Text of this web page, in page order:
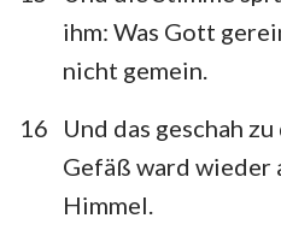
ihm: Was Gott
nicht gemein.
16
Und das geschah
Gefäß ward wieder
Himmel.